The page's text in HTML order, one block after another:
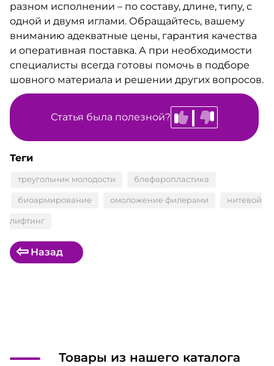
разном исполнении – по составу, длине, типу, с
одной и двумя иглами. Обращайтесь, вашему
вниманию адекватные цены, гарантия качества
и оперативная поставка. А при необходимости
специалисты всегда готовы помочь в подборе
шовного материала и решении других вопросов.
Статья была полезной?
Теги
треугольник молодости блефаропластика
биоармирование омоложение филерами нитевой
лифтинг
Назад
Товары из нашего каталога